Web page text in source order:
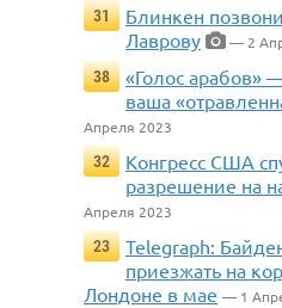
31
Блинкен
Лаврову
— 2
38
«Голос арабов»
ваша
Апреля 2023
32
Конгресс США
разрешение на
Апреля 2023
23
Telegraph:
приезжать на
Лондоне в мае — 1